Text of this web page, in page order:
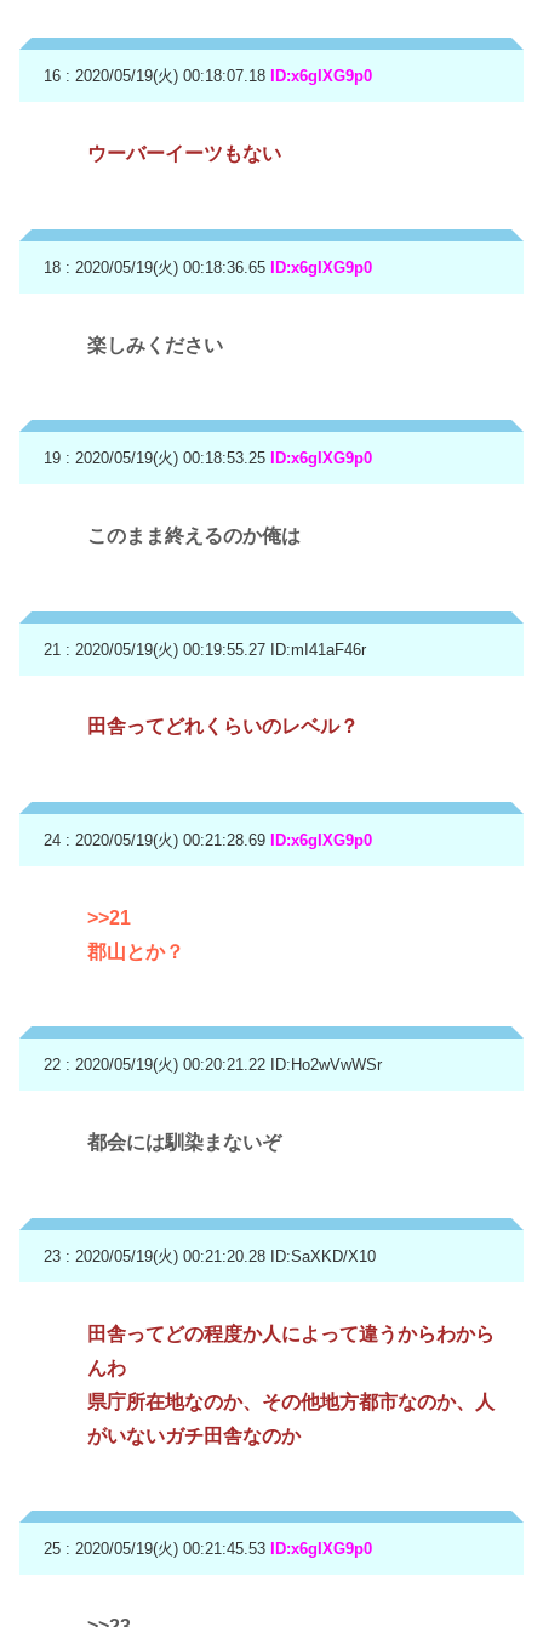
16 : 2020/05/19(火) 00:18:07.18 ID:x6gIXG9p0
ウーバーイーツもない
18 : 2020/05/19(火) 00:18:36.65 ID:x6gIXG9p0
楽しみください
19 : 2020/05/19(火) 00:18:53.25 ID:x6gIXG9p0
このまま終えるのか俺は
21 : 2020/05/19(火) 00:19:55.27 ID:mI41aF46r
田舎ってどれくらいのレベル？
24 : 2020/05/19(火) 00:21:28.69 ID:x6gIXG9p0
>>21
郡山とか？
22 : 2020/05/19(火) 00:20:21.22 ID:Ho2wVwWSr
都会には馴染まないぞ
23 : 2020/05/19(火) 00:21:20.28 ID:SaXKD/X10
田舎ってどの程度か人によって違うからわから
んわ
県庁所在地なのか、その他地方都市なのか、人
がいないガチ田舎なのか
25 : 2020/05/19(火) 00:21:45.53 ID:x6gIXG9p0